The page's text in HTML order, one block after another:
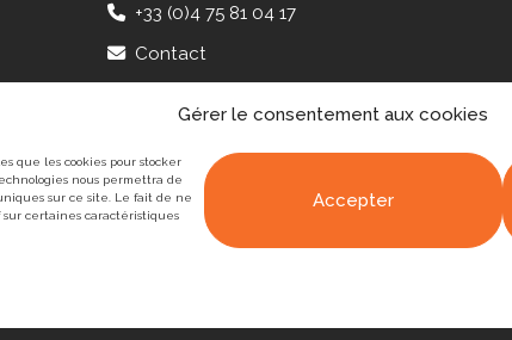
Gérer le consentement aux cookies
que les cookies pour stocker
nous permettra de
sur ce site. Le fait de ne
certaines caractéristiques
Accepter
+33 (0)4 75 81 04 17
Contact
26000 Valence – FRANCE
de